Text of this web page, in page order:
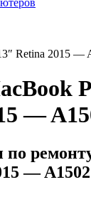
Retina 2015 —
—
по
— A1502